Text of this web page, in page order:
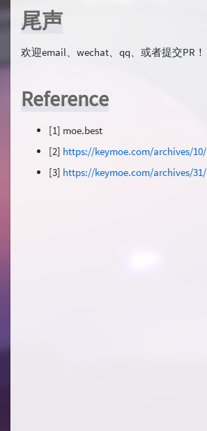
尾声
欢迎email、wechat、qq、或者提交PR！
Reference
[1] moe.best
[2] https://keymoe.com/archives/10/
[3] https://keymoe.com/archives/31/